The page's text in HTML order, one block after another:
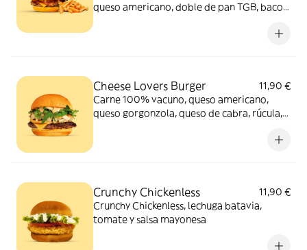
queso americano, doble de pan TGB, bacon
Cheese Lovers Burger
11,90 €
Carne 100% vacuno, queso americano,
queso gorgonzola, queso de cabra, rúcula,
Crunchy Chickenless
11,90 €
Crunchy Chickenless, lechuga batavia,
tomate y salsa mayonesa